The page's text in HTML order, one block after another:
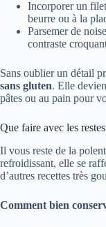
Incorporer un
beurre ou à la
Parsemer de
contraste
Sans oublier un détail
sans gluten. Elle
pâtes ou au pain pour
Que faire avec les
Il vous reste de la
refroidissant, elle se
d’autres recettes très
Comment bien